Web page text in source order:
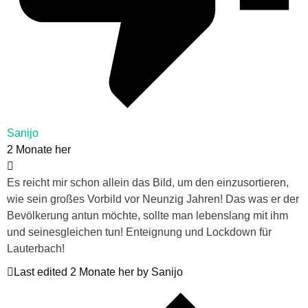
Sanijo
2 Monate her
Es reicht mir schon allein das Bild, um den einzusortieren,
wie sein großes Vorbild vor Neunzig Jahren! Das was er der
Bevölkerung antun möchte, sollte man lebenslang mit ihm
und seinesgleichen tun! Enteignung und Lockdown für
Lauterbach!
Last edited 2 Monate her by Sanijo